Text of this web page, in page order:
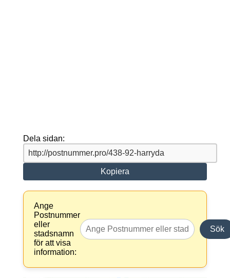
Dela sidan:
Kopiera
Ange
Postnummer
eller
stadsnamn
för att visa
information:
Sök